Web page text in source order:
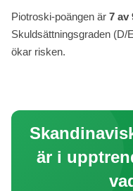
Piotroski-poängen är 7 av
Skuldsättningsgraden
ökar risken.
är i